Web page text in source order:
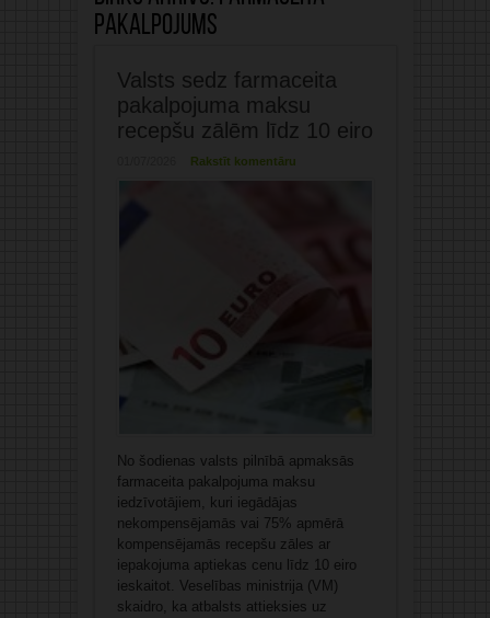
pakalpojums
Valsts sedz farmaceita
pakalpojuma maksu
recepšu zālēm līdz 10 eiro
Rakstīt komentāru
No šodienas valsts pilnībā apmaksās
farmaceita pakalpojuma maksu
iedzīvotājiem, kuri iegādājas
nekompensējamās vai 75% apmērā
kompensējamās recepšu zāles ar
iepakojuma aptiekas cenu līdz 10 eiro
ieskaitot. Veselības ministrija (VM)
skaidro, ka atbalsts attieksies uz